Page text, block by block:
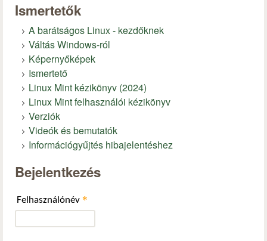
Ismertetők
A barátságos Linux - kezdőknek
Váltás Windows-ról
Képernyőképek
Ismertető
Linux Mint kézikönyv (2024)
Linux Mint felhasználói kézikönyv
Verziók
Videók és bemutatók
Információgyűjtés hibajelentéshez
Bejelentkezés
Felhasználónév *